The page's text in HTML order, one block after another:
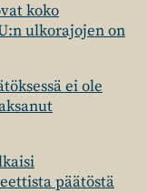
koko
ulkorajojen on
ei ole
päätöstä